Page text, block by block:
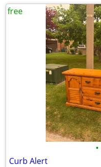
•
Curb Alert
free